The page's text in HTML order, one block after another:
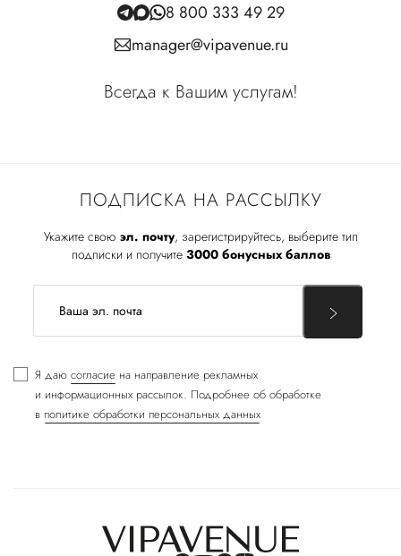
ПОДПИСКА НА РАССЫЛКУ
Укажите свою эл. почту, зарегистрируйтесь, выберите тип
подписки и получите 3000 бонусных баллов
Я даю согласие на направление рекламных
и информационных рассылок. Подробнее об обработке
в политике обработки персональных данных
8 800 333 49 29
manager@vipavenue.ru
Всегда к Вашим услугам!